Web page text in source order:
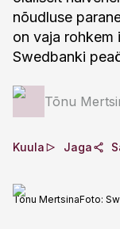
nõudluse
on vaja rohkem
Swedbanki
Tõnu
Kuula Jaga
Tõnu MertsinaFoto: